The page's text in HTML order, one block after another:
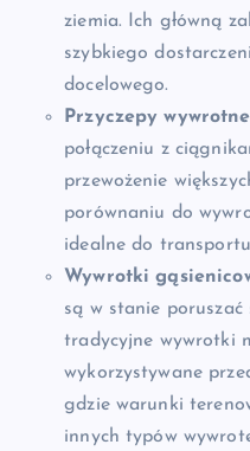
ziemia. Ich główną
szybkiego
docelowego.
Przyczepy wywrotne
połączeniu z
przewożenie
porównaniu do
idealne do
Wywrotki
są w stanie
tradycyjne wywrotki
wykorzystywane
gdzie warunki
innych typów